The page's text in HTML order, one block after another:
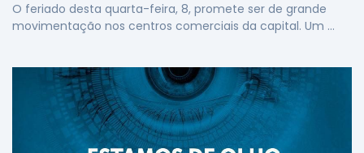
O feriado desta quarta-feira, 8, promete ser de grande
movimentação nos centros comerciais da capital. Um …